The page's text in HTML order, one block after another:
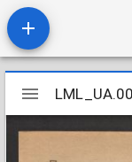
Mirador
viewer